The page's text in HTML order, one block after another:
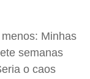
Minhas
semanas
o caos